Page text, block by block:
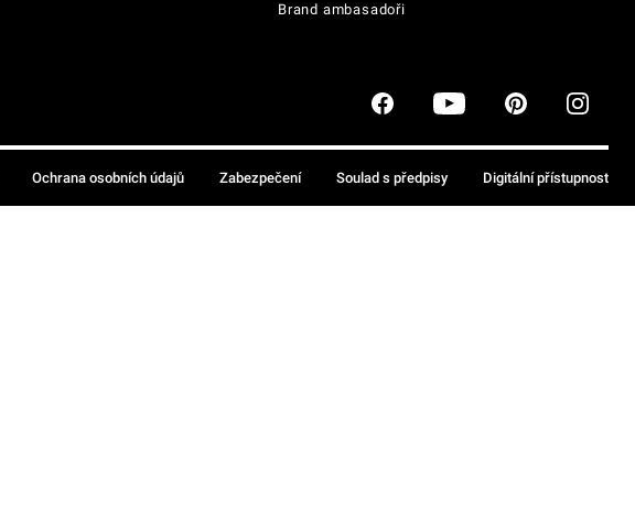
Brand ambasadoři
Ochrana osobních údajů Zabezpečení Soulad s předpisy Digitální přístupnost